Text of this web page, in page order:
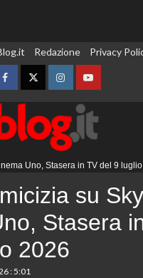
Redazione Privacy
FacebookTwitterInstagramYouTube
Uno, Stasera in TV del 9
su Sky
Stasera
2026
: 5:01